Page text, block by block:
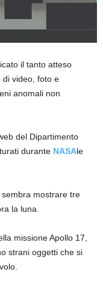
il tanto atteso
di video, foto e
anomali non
del Dipartimento
durante NASAle
sembra mostrare tre
la luna.
missione Apollo 17,
strani oggetti che si